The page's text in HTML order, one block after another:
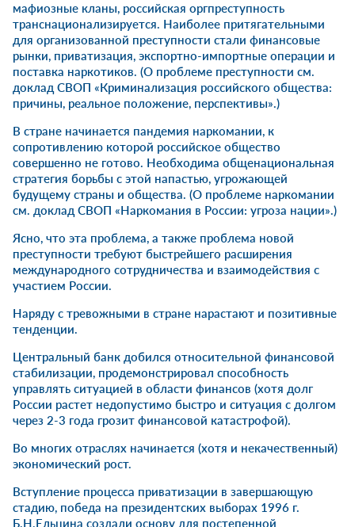
мафиозные кланы, российская оргпреступность
транснационализируется. Наиболее притягательными
для организованной преступности стали финансовые
рынки, приватизация, экспортно-импортные операции и
поставка наркотиков. (О проблеме преступности см.
доклад СВОП «Криминализация российского общества:
причины, реальное положение, перспективы».)
В стране начинается пандемия наркомании, к
сопротивлению которой российское общество
совершенно не готово. Необходима общенациональная
стратегия борьбы с этой напастью, угрожающей
будущему страны и общества. (О проблеме наркомании
см. доклад СВОП «Наркомания в России: угроза нации».)
Ясно, что эта проблема, а также проблема новой
преступности требуют быстрейшего расширения
международного сотрудничества и взаимодействия с
участием России.
Наряду с тревожными в стране нарастают и позитивные
тенденции.
Центральный банк добился относительной финансовой
стабилизации, продемонстрировал способность
управлять ситуацией в области финансов (хотя долг
России растет недопустимо быстро и ситуация с долгом
через 2-3 года грозит финансовой катастрофой).
Во многих отраслях начинается (хотя и некачественный)
экономический рост.
Вступление процесса приватизации в завершающую
стадию, победа на президентских выборах 1996 г.
Б.Н.Ельцина создали основу для постепенной